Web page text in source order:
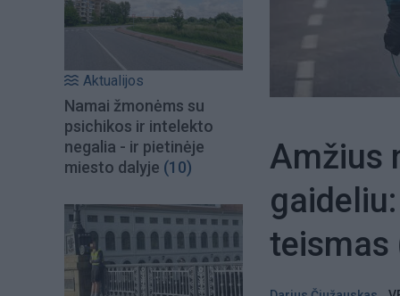
Aktualijos
Namai žmonėms su
psichikos ir intelekto
negalia - ir pietinėje
miesto dalyje (10)
Amžius
teismas